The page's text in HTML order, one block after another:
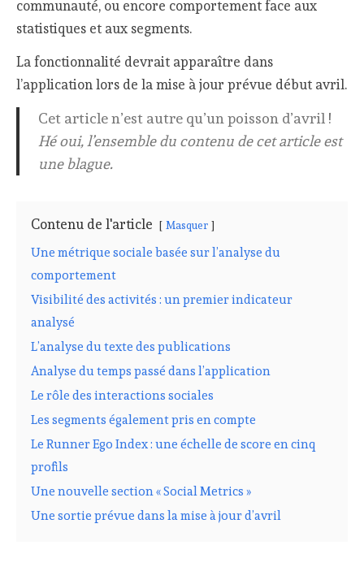
communauté, ou encore comportement face aux
statistiques et aux segments.
La fonctionnalité devrait apparaître dans
l’application lors de la mise à jour prévue début avril.
Cet article n’est autre qu’un poisson d’avril !
Hé oui, l’ensemble du contenu de cet article est
une blague.
Contenu de l'article Masquer
Une métrique sociale basée sur l’analyse du
comportement
Visibilité des activités : un premier indicateur
analysé
L’analyse du texte des publications
Analyse du temps passé dans l’application
Le rôle des interactions sociales
Les segments également pris en compte
Le Runner Ego Index : une échelle de score en cinq
profils
Une nouvelle section « Social Metrics »
Une sortie prévue dans la mise à jour d’avril